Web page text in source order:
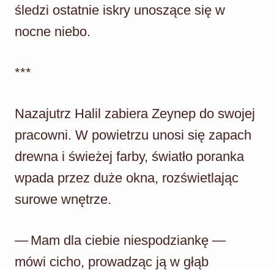
śledzi ostatnie iskry unoszące się w
nocne niebo.
***
Nazajutrz Halil zabiera Zeynep do swojej
pracowni. W powietrzu unosi się zapach
drewna i świeżej farby, światło poranka
wpada przez duże okna, rozświetlając
surowe wnętrze.
— Mam dla ciebie niespodziankę —
mówi cicho, prowadząc ją w głąb